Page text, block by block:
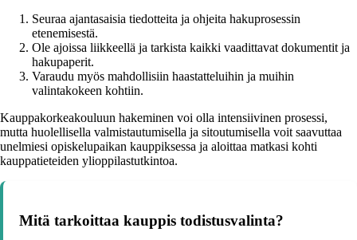
Seuraa ajantasaisia tiedotteita ja ohjeita hakuprosessin
etenemisestä.
Ole ajoissa liikkeellä ja tarkista kaikki vaadittavat dokumentit ja
hakupaperit.
Varaudu myös mahdollisiin haastatteluihin ja muihin
valintakokeen kohtiin.
Kauppakorkeakouluun hakeminen voi olla intensiivinen prosessi,
mutta huolellisella valmistautumisella ja sitoutumisella voit saavuttaa
unelmiesi opiskelupaikan kauppiksessa ja aloittaa matkasi kohti
kauppatieteiden ylioppilastutkintoa.
Mitä tarkoittaa kauppis todistusvalinta?